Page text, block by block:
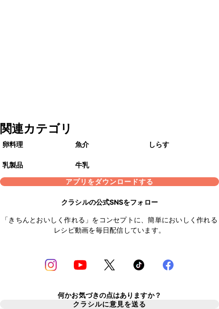
関連カテゴリ
卵料理 魚介 しらす
乳製品
牛乳
アプリをダウンロードする
クラシルの公式SNSをフォロー
「きちんとおいしく作れる」をコンセプトに、簡単においしく作れる
レシピ動画を毎日配信しています。
何かお気づきの点はありますか？
クラシルに意見を送る